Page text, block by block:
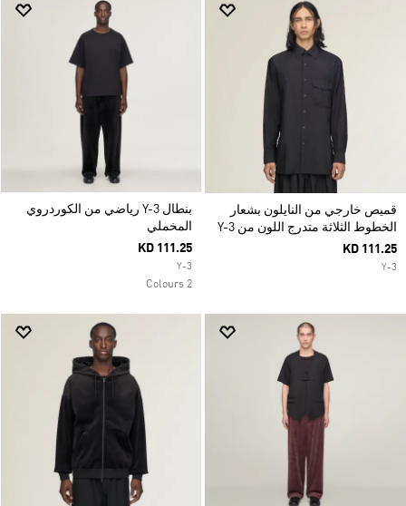
قميص خارجي من النايلون بشعار
الخطوط الثلاثة متدرج اللون من Y-3
KD 111.25
Y-3
بنطال Y-3 رياضي من الكوردروي
المخملي
KD 111.25
Y-3
2 Colours